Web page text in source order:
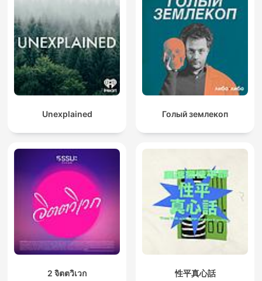
Unexplained Голый землекоп
2 จิตตวิเวก 性平真心話